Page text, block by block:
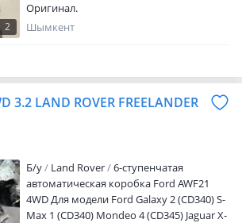
2
Оригинал.
Шымкент
3.2 LAND ROVER FREELANDER
Б/y Land Rover
6-ступенчатая
автоматическая коробка Ford AWF21
4WD Для модели Ford Galaxy 2 (CD340) S-
Max 1 (CD340) Mondeo 4 (CD345) Jaguar X-